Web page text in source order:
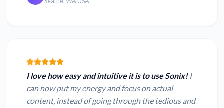
I love how easy and intuitive it is to use Sonix!I
can now put my energy and focus on actual
content, instead of going through the tedious and